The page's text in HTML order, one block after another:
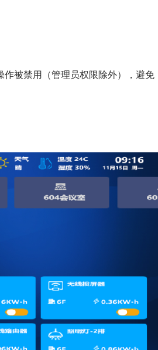
作被禁用（管理员权限除外），避免